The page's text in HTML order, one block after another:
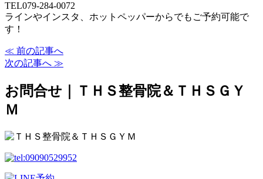
TEL079-284-0072
ラインやインスタ、ホットペッパーからでもご予約可能で
す！
≪ 前の記事へ
次の記事へ ≫
お問合せ｜ＴＨＳ整骨院＆ＴＨＳＧＹ
Ｍ